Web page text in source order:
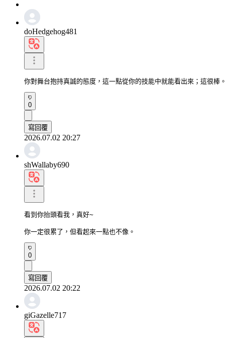
doHedgehog481
你對舞台抱持真誠的態度，這一點從你的技能中就能看出來；這很棒
0
寫回覆
2026.07.02 20:27
shWallaby690
看到你抬頭看我，真好~
你一定很累了，但看起來一點也不像。
0
寫回覆
2026.07.02 20:22
giGazelle717